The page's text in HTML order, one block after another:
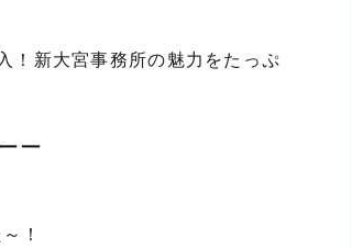
！新大宮事務所の魅力をたっぷ
ー
！